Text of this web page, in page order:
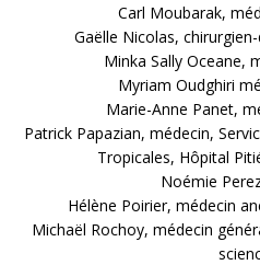
Carl Moubarak,
Gaëlle Nicolas,
Minka Sally Oceane,
Myriam Oudghiri
Marie-Anne Panet,
Patrick Papazian, médecin,
Tropicales, Hôpital
Noémie
Hélène Poirier, médecin
Michaël Rochoy, médecin